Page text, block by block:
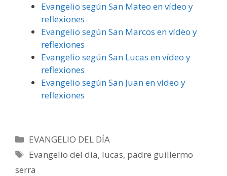
Evangelio según San Mateo en vídeo y
reflexiones
Evangelio según San Marcos en vídeo y
reflexiones
Evangelio según San Lucas en vídeo y
reflexiones
Evangelio según San Juan en vídeo y
reflexiones
Categorías
EVANGELIO DEL DÍA
Etiquetas
Evangelio del día, lucas, padre guillermo
serra